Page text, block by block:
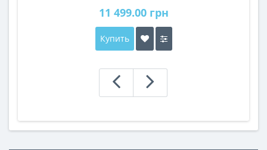
11 499.00 грн
Купить